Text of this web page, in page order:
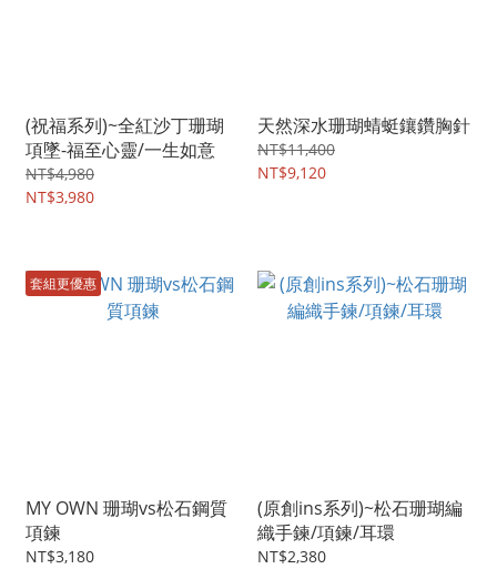
(祝福系列)~全紅沙丁珊瑚
項墜-福至心靈/一生如意
NT$4,980
NT$3,980
天然深水珊瑚蜻蜓鑲鑽胸針
NT$11,400
NT$9,120
套組更優惠
MY OWN 珊瑚vs松石鋼質
項鍊
NT$3,180
(原創ins系列)~松石珊瑚編
織手鍊/項鍊/耳環
NT$2,380